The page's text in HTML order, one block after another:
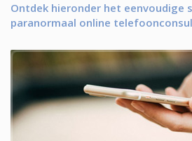
Ontdek hieronder het eenvoudige
paranormaal online